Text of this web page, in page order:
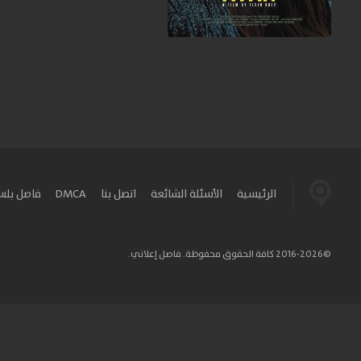
الرئيسية الأسئلة الشائعة اتصل بنا DMCA فاصل
©2016-2026 كافة الحقوق محفوظة. فاصل إعلاني.